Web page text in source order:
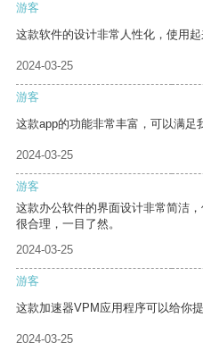
游客
这款软件的设计非常人性化，使用起
2024-03-25
游客
这款app的功能非常丰富，可以满足
2024-03-25
游客
这款办公软件的界面设计非常简洁
很合理，一目了然。
2024-03-25
游客
这款加速器VPM应用程序可以给你
2024-03-25